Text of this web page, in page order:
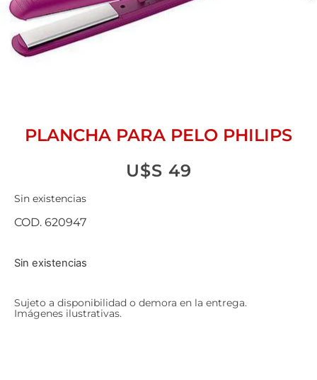
PLANCHA PARA PELO PHILIPS
U$S 49
Sin existencias
COD. 620947
Sin existencias
Sujeto a disponibilidad o demora en la entrega.
Imágenes ilustrativas.